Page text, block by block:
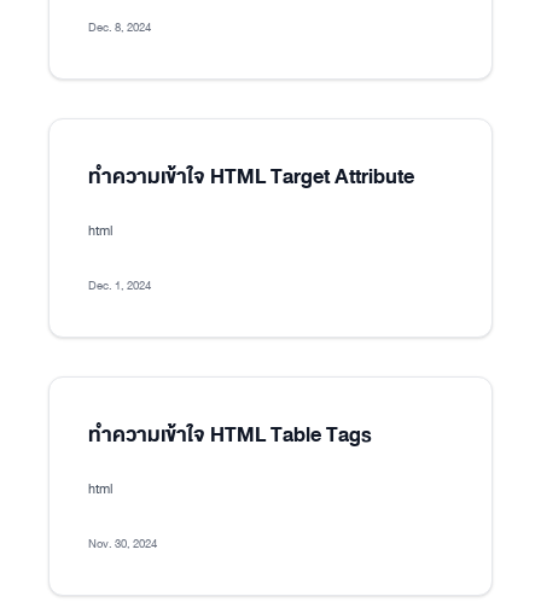
Dec. 8, 2024
ทำความเข้าใจ HTML Target Attribute
html
Dec. 1, 2024
ทำความเข้าใจ HTML Table Tags
html
Nov. 30, 2024